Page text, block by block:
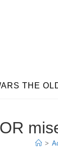
THE
>